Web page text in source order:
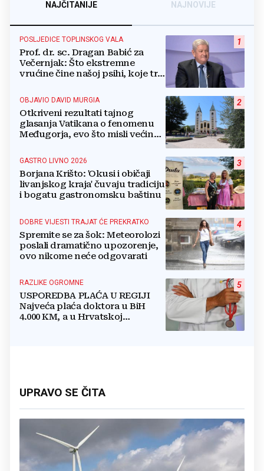
NAJČITANIJE NAJNOVIJE
1
POSLJEDICE TOPLINSKOG VALA
Prof. dr. sc. Dragan Babić za
Večernjak: Što ekstremne
vrućine čine našoj psihi, koje tri
boriti...
2
OBJAVIO DAVID MURGIA
Otkriveni rezultati tajnog
glasanja Vatikana o fenomenu
Međugorja, evo što misli većina
3
GASTRO LIVNO 2026
Borjana Krišto: 'Okusi i običaji
livanjskog kraja' čuvaju tradiciju
i bogatu gastronomsku baštinu
4
DOBRE VIJESTI TRAJAT ĆE PREKRATKO
Spremite se za šok: Meteorolozi
poslali dramatično upozorenje,
ovo nikome neće odgovarati
5
RAZLIKE OGROMNE
USPOREDBA PLAĆA U REGIJI
Najveća plaća doktora u BiH
4.000 KM, a u Hrvatskoj
UPRAVO SE ČITA